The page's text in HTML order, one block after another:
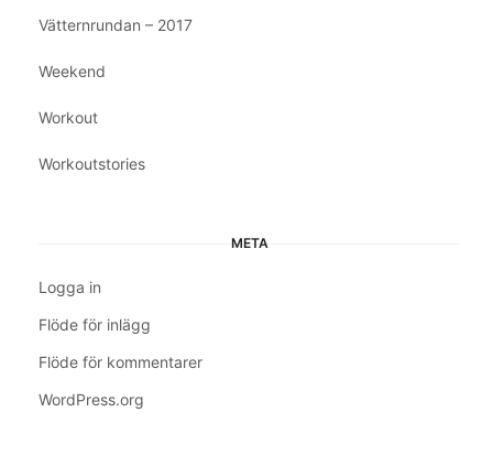
Vätternrundan – 2017
Weekend
Workout
Workoutstories
META
Logga in
Flöde för inlägg
Flöde för kommentarer
WordPress.org